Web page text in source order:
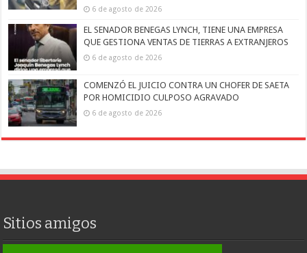
6 de agosto de 2026
EL SENADOR BENEGAS LYNCH, TIENE UNA EMPRESA
QUE GESTIONA VENTAS DE TIERRAS A EXTRANJEROS
6 de agosto de 2026
COMENZÓ EL JUICIO CONTRA UN CHOFER DE SAETA
POR HOMICIDIO CULPOSO AGRAVADO
6 de agosto de 2026
Sitios amigos